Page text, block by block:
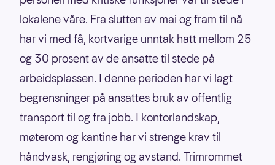
lokalene våre. Fra slutten av mai og fram til nå
har vi med få, kortvarige unntak hatt mellom 25
og 30 prosent av de ansatte til stede på
arbeidsplassen. I denne perioden har vi lagt
begrensninger på ansattes bruk av offentlig
transport til og fra jobb. I kontorlandskap,
møterom og kantine har vi strenge krav til
håndvask, rengjøring og avstand. Trimrommet